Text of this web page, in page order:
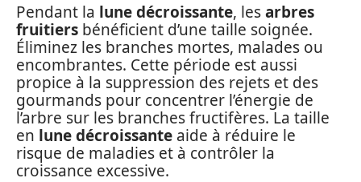
Pendant la lune décroissante, lesarbres
fruitiers bénéficient d’une taille soignée.
Éliminez les branches mortes, malades ou
encombrantes. Cette période est aussi
propice à la suppression des rejets et des
gourmands pour concentrer l’énergie de
l’arbre sur les branches fructifères. La taille
en lune décroissante aide à réduire le
risque de maladies et à contrôler la
croissance excessive.